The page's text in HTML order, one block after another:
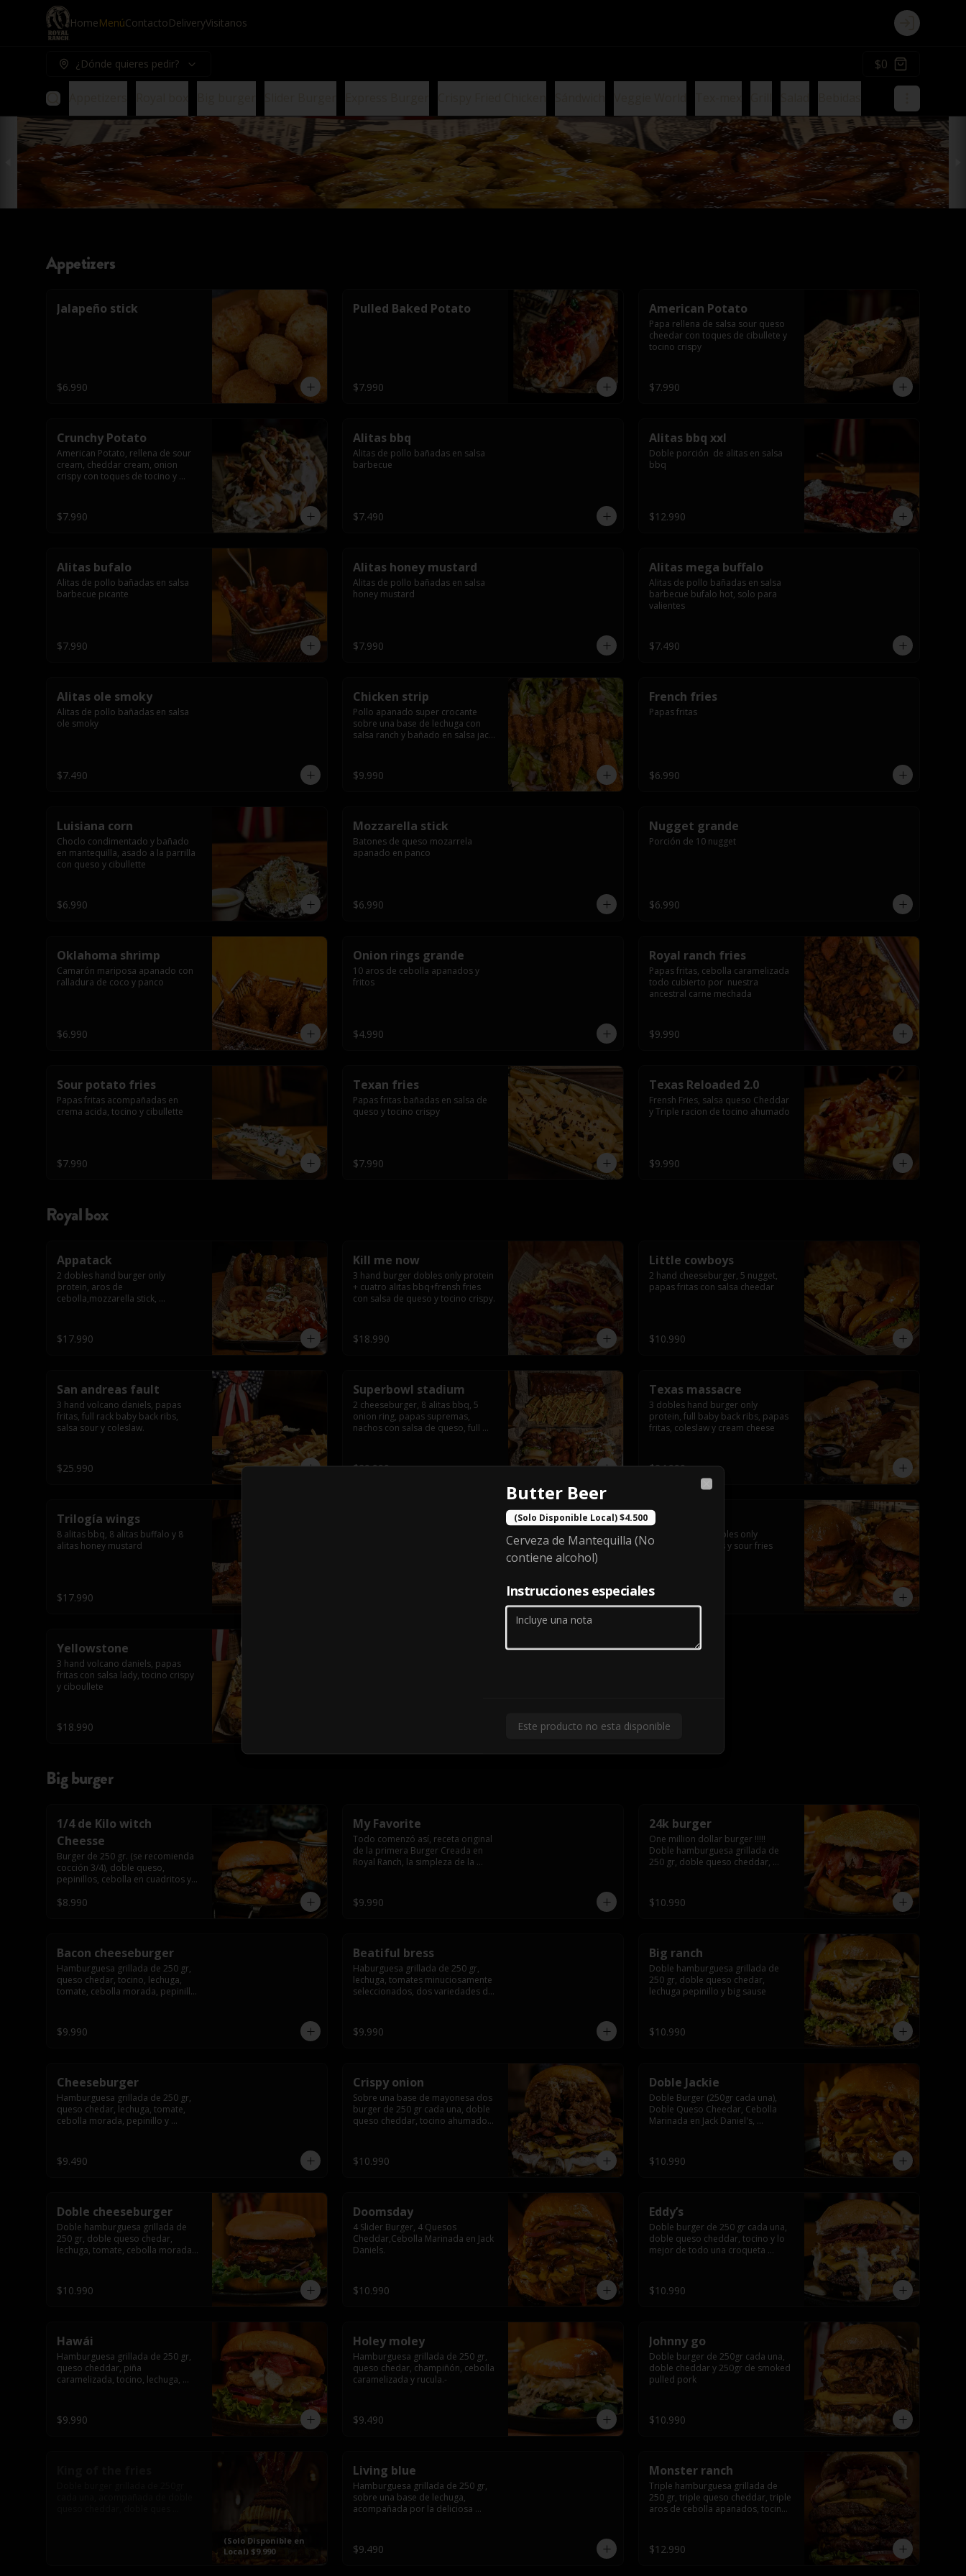
HomeMenúContactoDeliveryVisitanos Login
¿Dónde quieres pedir? $0
Appetizers
Jalapeño stick
$6.990
Pulled Baked Potato
$7.990
American Potato
Papa rellena de salsa sour queso
cheedar con toques de cibullete y
tocino crispy
$7.990
Crunchy Potato
American Potato, rellena de sour
cream, cheddar cream, onion
crispy con toques de tocino y
$7.990
Alitas bbq
Alitas de pollo bañadas en salsa
barbecue
$7.490
Alitas bbq xxl
Doble porción  de alitas en salsa
bbq
$12.990
Alitas bufalo
Alitas de pollo bañadas en salsa
barbecue picante
$7.990
Alitas honey mustard
Alitas de pollo bañadas en salsa
honey mustard
$7.990
Alitas mega buffalo
Alitas de pollo bañadas en salsa
barbecue bufalo hot, solo para
valientes
$7.490
Alitas ole smoky
Alitas de pollo bañadas en salsa
ole smoky
$7.490
Chicken strip
Pollo apanado super crocante
sobre una base de lechuga con
salsa ranch y bañado en salsa jack
$9.990
French fries
Papas fritas
$6.990
Luisiana corn
Choclo condimentado y bañado
en mantequilla, asado a la parrilla
con queso y cibullette
$6.990
Mozzarella stick
Batones de queso mozarrela
apanado en panco
$6.990
Nugget grande
Porción de 10 nugget
$6.990
Oklahoma shrimp
Camarón mariposa apanado con
ralladura de coco y panco
$6.990
Onion rings grande
10 aros de cebolla apanados y
fritos
$4.990
Royal ranch fries
Papas fritas, cebolla caramelizada
todo cubierto por  nuestra
ancestral carne mechada
$9.990
Sour potato fries
Papas fritas acompañadas en
crema acida, tocino y cibullette
$7.990
Texan fries
Papas fritas bañadas en salsa de
queso y tocino crispy
$7.990
Texas Reloaded 2.0
Frensh Fries, salsa queso Cheddar
y Triple racion de tocino ahumado
$9.990
Royal box
Appatack
2 dobles hand burger only
protein, aros de
cebolla,mozzarella stick,
queso y tocino crispy
$17.990
Kill me now
3 hand burger dobles only protein
+ cuatro alitas bbq+frensh fries
con salsa de queso y tocino crispy.
$18.990
Little cowboys
2 hand cheeseburger, 5 nugget,
papas fritas con salsa cheedar
$10.990
San andreas fault
3 hand volcano daniels, papas
fritas, full rack baby back ribs,
salsa sour y coleslaw.
$25.990
Superbowl stadium
2 cheeseburger, 8 alitas bbq, 5
onion ring, papas supremas,
nachos con salsa de queso, full
$29.990
Texas massacre
3 dobles hand burger only
protein, full baby back ribs, papas
fritas, coleslaw y cream cheese
$24.990
Trilogía wings
8 alitas bbq, 8 alitas buffalo y 8
alitas honey mustard
$17.990
World war
2 hand burger dobles only
protein, texas fries y sour fries
$12.990
Yellowstone
3 hand volcano daniels, papas
fritas con salsa lady, tocino crispy
y ciboullete
$18.990
Big burger
1/4 de Kilo witch
Cheesse
Burger de 250 gr. (se recomienda
cocción 3/4), doble queso,
pepinillos, cebolla en cuadritos y
$8.990
My Favorite
Todo comenzó así, receta original
de la primera Burger Creada en
Royal Ranch, la simpleza de la
Mayonesa en la base y doble
queso cheddar
$9.990
24k burger
One million dollar burger !!!!!
Doble hamburguesa grillada de
250 gr, doble queso cheddar,
bollo de pan dorado con gold
glitter
$10.990
Bacon cheeseburger
Hamburguesa grillada de 250 gr,
queso chedar, tocino, lechuga,
tomate, cebolla morada, pepinillo
$9.990
Beatiful bress
Haburguesa grillada de 250 gr,
lechuga, tomates minuciosamente
seleccionados, dos variedades de
preparado lentamente en el grill,
para finalizar todo con una
$9.990
Big ranch
Doble hamburguesa grillada de
250 gr, doble queso chedar,
lechuga pepinillo y big sause
$10.990
Cheeseburger
Hamburguesa grillada de 250 gr,
queso chedar, lechuga, tomate,
cebolla morada, pepinillo y
$9.490
Crispy onion
Sobre una base de mayonesa dos
burger de 250 gr cada una, doble
queso cheddar, tocino ahumado y
$10.990
Doble Jackie
Doble Burger (250gr cada una),
Doble Queso Cheedar, Cebolla
Marinada en Jack Daniel's,
$10.990
Doble cheeseburger
Doble hamburguesa grillada de
250 gr, doble queso chedar,
lechuga, tomate, cebolla morada,
$10.990
Doomsday
4 Slider Burger, 4 Quesos
Cheddar,Cebolla Marinada en Jack
Daniels.
$10.990
Eddy’s
Doble burger de 250 gr cada una,
doble queso cheddar, tocino y lo
mejor de todo una croqueta
$10.990
Hawái
Hamburguesa grillada de 250 gr,
queso cheddar, piña
caramelizada, tocino, lechuga,
$9.990
Holey moley
Hamburguesa grillada de 250 gr,
queso chedar, champiñón, cebolla
caramelizada y rucula.-
$9.490
Johnny go
Doble burger de 250gr cada una,
doble cheddar y 250gr de smoked
pulled pork
$10.990
(Solo Disponible en
Local) $9.990
Living blue
Hamburguesa grillada de 250 gr,
sobre una base de lechuga,
acompañada por la deliciosa
en wisky jack daniels y salsa de
miel.-
$9.490
Monster ranch
Triple hamburguesa grillada de
250 gr, triple queso cheddar, triple
aros de cebolla apanados, tocino,
$12.990
Butter Beer
(Solo Disponible Local) $4.500
Cerveza de Mantequilla (No
contiene alcohol)
Instrucciones especiales
Este producto no esta disponible